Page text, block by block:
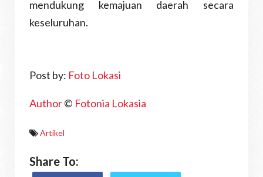
mendukung kemajuan daerah secara
keseluruhan.
Post by: Foto Lokasi
Author© Fotonia Lokasia
Artikel
Share To: